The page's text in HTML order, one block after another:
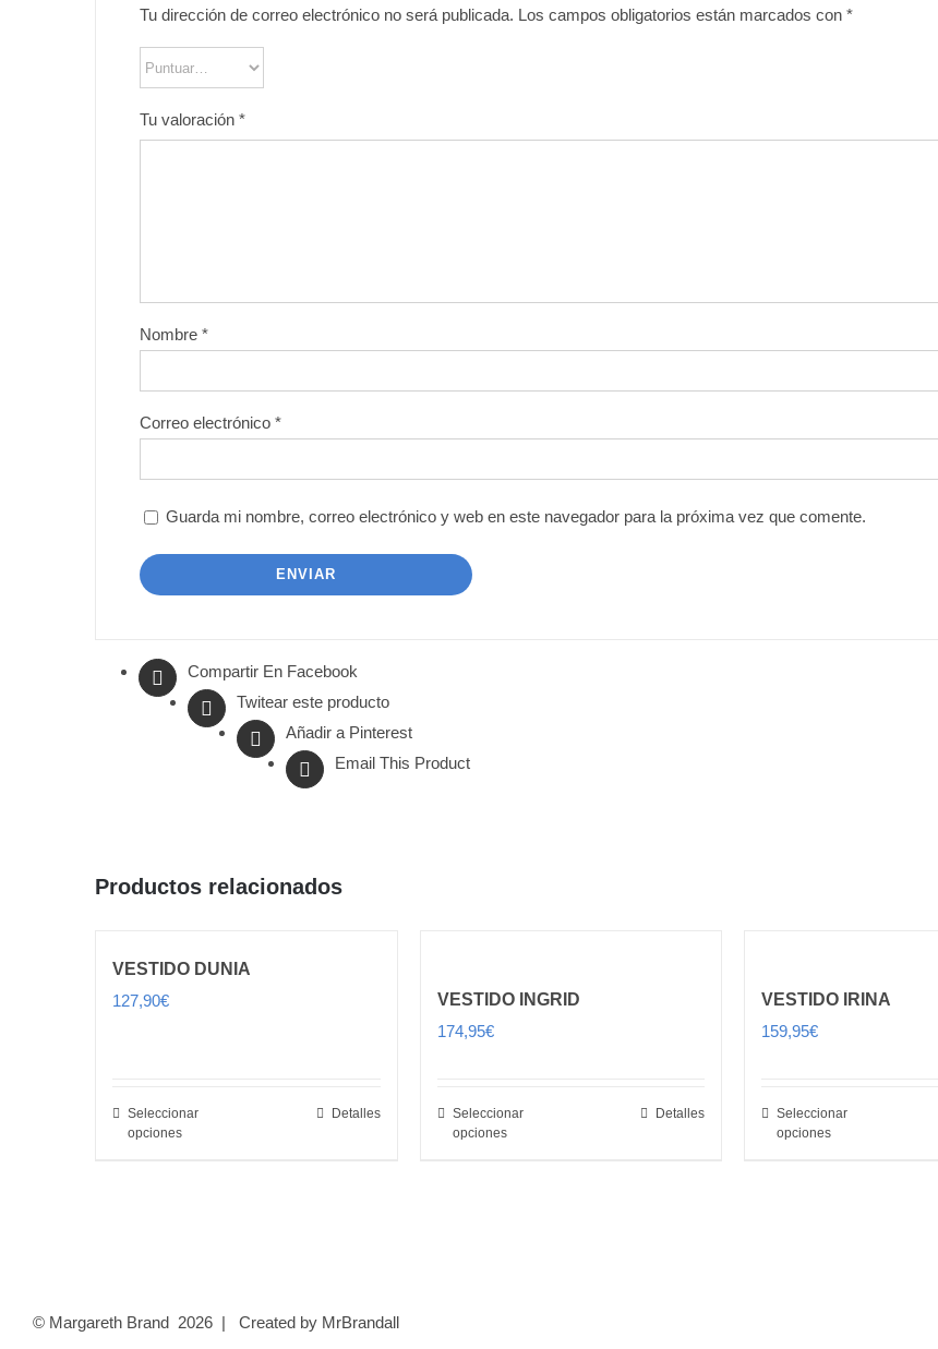
Tu dirección de correo electrónico no será publicada. Los campos obligatorios están marcados con *
Tu valoración *
Nombre *
Correo electrónico *
Guarda mi nombre, correo electrónico y web en este navegador para la próxima vez que comente.
Compartir En Facebook
Twitear este producto
Añadir a Pinterest
Email This Product
Productos relacionados
VESTIDO DUNIA
127,90€
Seleccionar
opciones
Detalles
VESTIDO INGRID
174,95€
Seleccionar
opciones
Detalles
VESTIDO IRINA
159,95€
Seleccionar
opciones
© Margareth Brand 2026 | Created by MrBrandall